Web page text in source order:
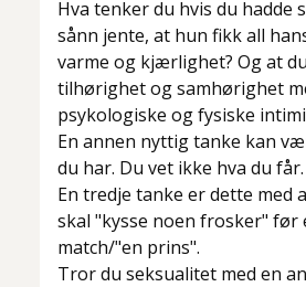
Hva tenker du hvis du hadde
sånn jente, at hun fikk all
varme og kjærlighet? Og at
tilhørighet og samhørighet
psykologiske og fysiske
En annen nyttig tanke kan
du har. Du vet ikke hva du får.
En tredje tanke er dette med
skal "kysse noen frosker" før
match/"en prins".
Tror du seksualitet med en